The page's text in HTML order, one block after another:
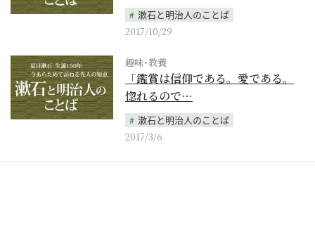
漱石と明治人のことば
2017/10/29
趣味･教養
「鑑賞は信仰である。愛である。
惚れるので…
漱石と明治人のことば
2017/3/6